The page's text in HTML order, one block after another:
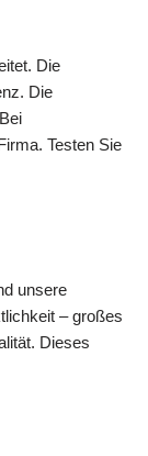
Die
Die
Testen Sie
unsere
– großes
Dieses